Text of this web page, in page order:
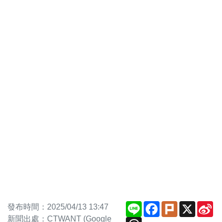
發布時間：2025/04/13 13:47
新聞出處：CTWANT (Google
Line Facebook
PlurkX